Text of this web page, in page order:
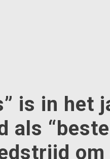
is in het
als
om